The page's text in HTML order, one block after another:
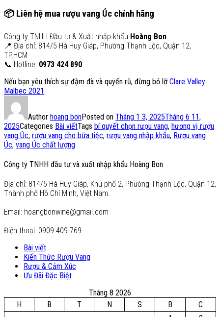
📦 Liên hệ mua rượu vang Úc chính hãng
Công ty TNHH Đầu tư & Xuất nhập khẩu Hoàng Bon
📍 Địa chỉ: 814/5 Hà Huy Giáp, Phường Thạnh Lộc, Quận 12,
TP.HCM
📞 Hotline: 0973 424 890
Nếu bạn yêu thích sự đậm đà và quyến rũ, đừng bỏ lỡ Clare Valley
Malbec 2021.
Author hoang bonPosted on Tháng 1 3, 2025Tháng 6 11,
2025Categories Bài viếtTags bí quyết chọn rượu vang, hương vị rượu
vang Úc, rượu vang cho bữa tiệc, rượu vang nhập khẩu, Rượu vang
Úc, vang Úc chất lượng
Công ty TNHH đầu tư và xuất nhập khẩu Hoàng Bon
Địa chỉ: 814/5 Hà Huy Giáp, Khu phố 2, Phường Thạnh Lộc, Quận 12,
Thành phố Hồ Chí Minh, Việt Nam.
Email: hoangbonwine@gmail.com
Điện thoại: 0909.409.769
Bài viết
Kiến Thức Rượu Vang
Rượu & Cảm Xúc
Ưu Đãi Đặc Biệt
Tháng 8 2026
H
B T N S B
C